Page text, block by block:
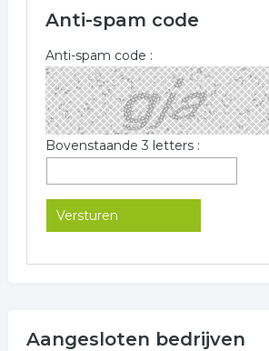
Anti-spam code
Anti-spam code :
Bovenstaande 3 letters :
Aangesloten bedrijven